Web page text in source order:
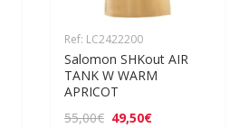
Ref: LC2422200
Salomon SHKout AIR
TANK W WARM
APRICOT
55,00€ 49,50€